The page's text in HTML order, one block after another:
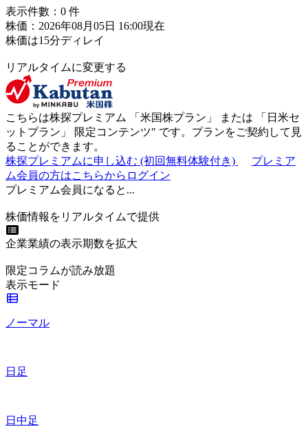
表示件數： 0 件
株価：2026年08月05日 16:00現在
株価は15分ディレイ
リアルタイムに変更する
こちらは株探プレミアム 「 米国株プラン 」 または 「 日米セ
ットプラン 」 限定コンテンツ" です。プランをご契約して見
ることができます。
株探プレミアムに申し込む (初回無料体験付き)
プレミア
ム会員の方はこちらからログイン
プレミアム会員になると...
株価情報をリアルタイムで提供
企業業績の表示期数を拡大
限定コラムが読み放題
表示モード
ノーマル
日足
日中足